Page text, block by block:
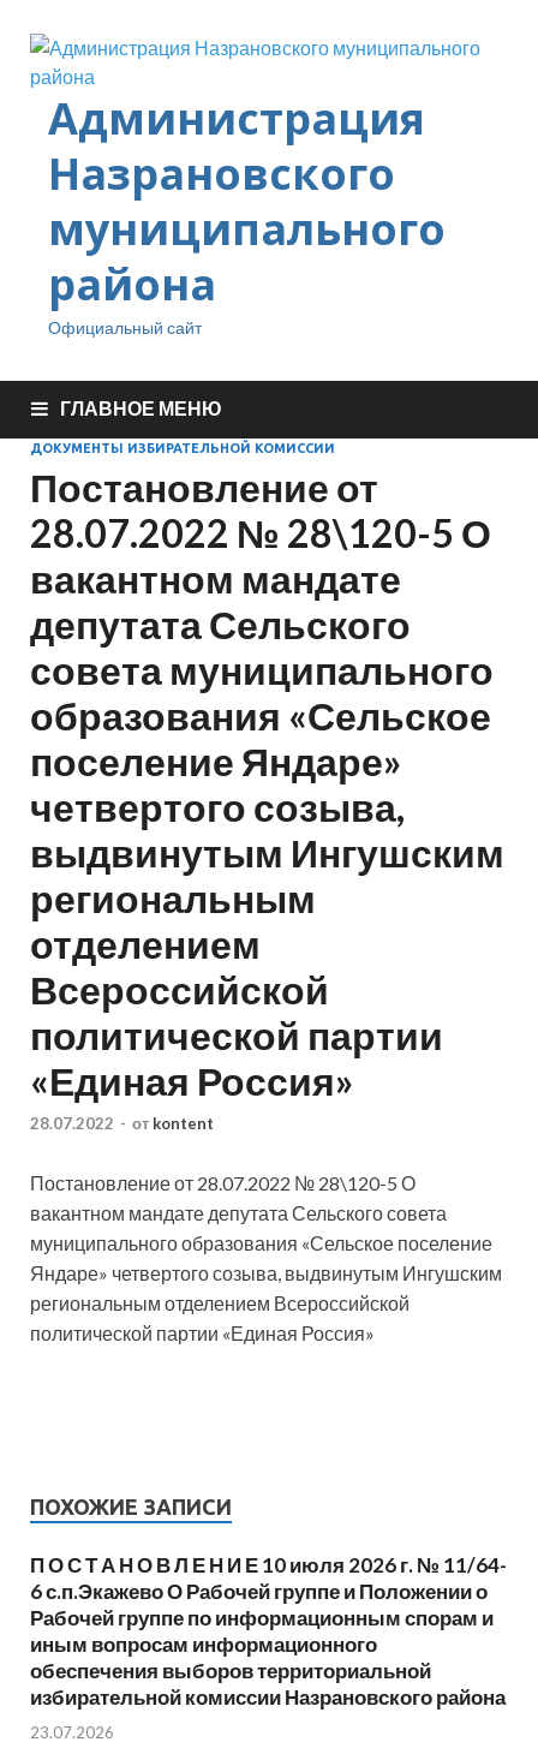
Администрация
Назрановского
муниципального
района
Официальный сайт
ГЛАВНОЕ МЕНЮ
ДОКУМЕНТЫ ИЗБИРАТЕЛЬНОЙ КОМИССИИ
Постановление от
28.07.2022 № 28\120-5 О
вакантном мандате
депутата Сельского
совета муниципального
образования «Сельское
поселение Яндаре»
четвертого созыва,
выдвинутым Ингушским
региональным
отделением
Всероссийской
политической партии
«Единая Россия»
28.07.2022 - от kontent
Постановление от 28.07.2022 № 28\120-5 О
вакантном мандате депутата Сельского совета
муниципального образования «Сельское поселение
Яндаре» четвертого созыва, выдвинутым Ингушским
региональным отделением Всероссийской
политической партии «Единая Россия»
ПОХОЖИЕ ЗАПИСИ
П О С Т А Н О В Л Е Н И Е 10 июля 2026 г. № 11/64-
6 с.п.Экажево О Рабочей группе и Положении о
Рабочей группе по информационным спорам и
иным вопросам информационного
обеспечения выборов территориальной
избирательной комиссии Назрановского района
23.07.2026